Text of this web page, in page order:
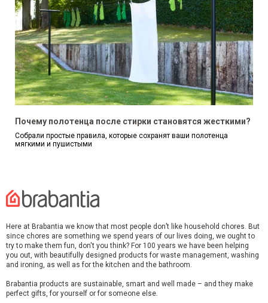
Почему полотенца после стирки становятся жесткими?
Собрали простые правила, которые сохранят ваши полотенца
мягкими и пушистыми
Here at Brabantia we know that most people don’t like household chores. But
since chores are something we spend years of our lives doing, we ought to
try to make them fun, don't you think? For 100 years we have been helping
you out, with beautifully designed products for waste management, washing
and ironing, as well as for the kitchen and the bathroom.
Brabantia products are sustainable, smart and well made – and they make
perfect gifts, for yourself or for someone else.